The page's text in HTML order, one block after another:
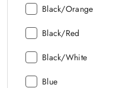
Kolor:
Black/Orange
Kolor:
Black/Red
Kolor:
Black/White
Kolor:
Blue